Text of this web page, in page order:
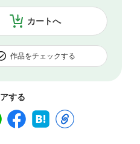
カートへ
作品をチェックする
する